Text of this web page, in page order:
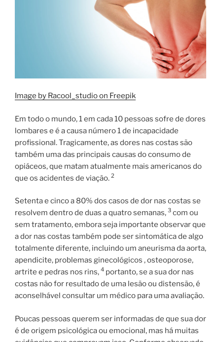
Image by Racool_studio on Freepik
Em todo o mundo, 1 em cada 10 pessoas sofre de dores
lombares e é a causa número 1 de incapacidade
profissional. Tragicamente, as dores nas costas são
também uma das principais causas do consumo de
opiáceos, que matam atualmente mais americanos do
que os acidentes de viação. 2
Setenta e cinco a 80% dos casos de dor nas costas se
resolvem dentro de duas a quatro semanas, 3 com ou
sem tratamento, embora seja importante observar que
a dor nas costas também pode ser sintomática de algo
totalmente diferente, incluindo um aneurisma da aorta,
apendicite, problemas ginecológicos , osteoporose,
artrite e pedras nos rins, 4 portanto, se a sua dor nas
costas não for resultado de uma lesão ou distensão, é
aconselhável consultar um médico para uma avaliação.
Poucas pessoas querem ser informadas de que sua dor
é de origem psicológica ou emocional, mas há muitas